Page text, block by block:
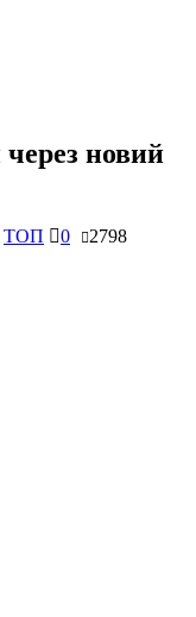
новий
ТОП 0 2798